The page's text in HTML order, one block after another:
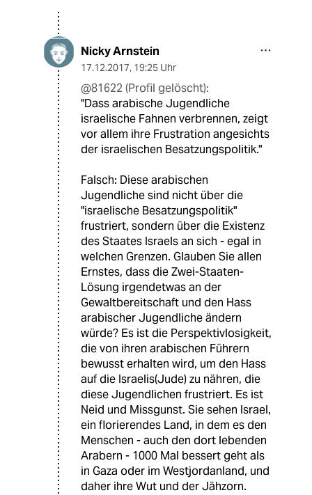
Nicky Arnstein
17.12.2017, 19:25 Uhr
@81622 (Profil gelöscht):
"Dass arabische Jugendliche
israelische Fahnen verbrennen, zeigt
vor allem ihre Frustration angesichts
der israelischen Besatzungspolitik."
Falsch: Diese arabischen
Jugendliche sind nicht über die
"israelische Besatzungspolitik"
frustriert, sondern über die Existenz
des Staates Israels an sich - egal in
welchen Grenzen. Glauben Sie allen
Ernstes, dass die Zwei-Staaten-
Lösung irgendetwas an der
Gewaltbereitschaft und den Hass
arabischer Jugendliche ändern
würde? Es ist die Perspektivlosigkeit,
die von ihren arabischen Führern
bewusst erhalten wird, um den Hass
auf die Israelis(Jude) zu nähren, die
diese Jugendlichen frustriert. Es ist
Neid und Missgunst. Sie sehen Israel,
ein florierendes Land, in dem es den
Menschen - auch den dort lebenden
Arabern - 1000 Mal bessert geht als
in Gaza oder im Westjordanland, und
daher ihre Wut und der Jähzorn.